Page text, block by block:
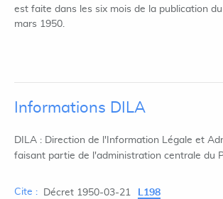
est faite dans les six mois de la publication
mars 1950.
Informations DILA
DILA : Direction de l'Information Légale et
faisant partie de l'administration centrale du
Cite : Décret 1950-03-21 L198